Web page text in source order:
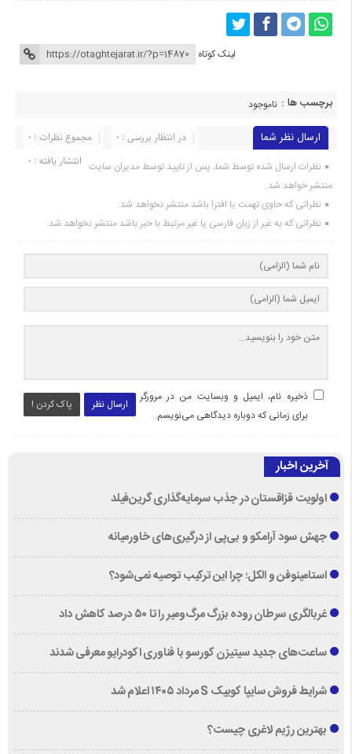
لینک کوتاه
برچسب ها : ناموجود
ارسال نظر شما مجموع نظرات : 0
در انتظار بررسی : 0
انتشار یافته : 0 نظرات ارسال شده توسط شما، پس از تایید توسط مدیران سایت
منتشر خواهد شد.
نظراتی که حاوی تهمت یا افترا باشد منتشر نخواهد شد.
نظراتی که به غیر از زبان فارسی یا غیر مرتبط با خبر باشد منتشر نخواهد شد.
ارسال نظر پاک کردن !
ذخیره نام، ایمیل و وبسایت من در مرورگر
برای زمانی که دوباره دیدگاهی می‌نویسم.
آخرین اخبار
اولویت قزاقستان در جذب سرمایه‌گذاری گرین‌فیلد
جهش سود آرامکو و بی‌پی از درگیری‌های خاورمیانه
استامینوفن و الکل؛ چرا این ترکیب توصیه نمی‌شود؟
غربالگری سرطان روده بزرگ مرگ‌ومیر را تا ۵۰ درصد کاهش داد
ساعت‌های جدید سیتیزن کورسو با فناوری اکودرایو معرفی شدند
شرایط فروش سایپا کوییک S مرداد ۱۴۰۵ اعلام شد
بهترین رژیم لاغری چیست؟